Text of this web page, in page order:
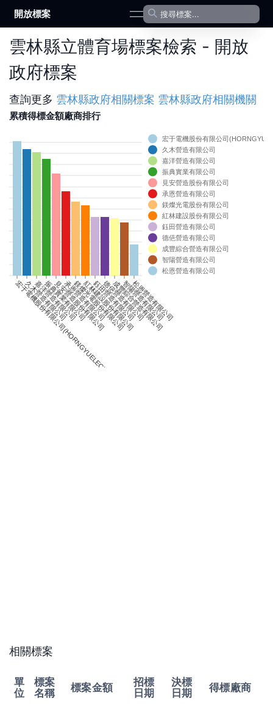
開放標案 open navigation menu
雲林縣立體育場標案檢索 - 開放
政府標案
查詢更多 雲林縣政府相關標案 雲林縣政府相關機關
累積得標金額廠商排行
宏于電機股份有限公司(HORNGYUELECTRICCO.,LTD.)
久木營造有限公司
嘉洋營造有限公司
振典實業有限公司
見安營造股份有限公司
承恩營造有限公司
鎂燦光電股份有限公司
紅林建設股份有限公司
鈺田營造有限公司
德俋營造有限公司
成豐綜合營造有限公司
智陽營造有限公司
松恩營造有限公司
宏于電機股份有限公司
久木營造有限公司
嘉洋營造有限公司
振典實業有限公司
見安營造股份有限公司
承恩營造有限公司
鎂燦光電股份有限公司
紅林建設股份有限公司
鈺田營造有限公司
德俋營造有限公司
成豐綜合營造有限公司
智陽營造有限公司
松恩營造有限公司
相關標案
單
位
標案
名稱
標案金額
招標
日期
決標
日期
得標廠商